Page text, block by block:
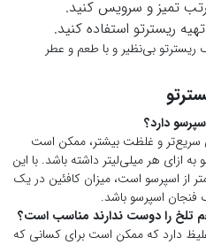
ازای هر میلی‌لیتر داشته باشد. با این
اسپرسو است، میزان کافئین در یک
اسپرسو باشد.
تلخ را دوست ندارند مناسب است؟
دارد که ممکن است برای کسانی که
مناسب نباشد. اگر طعم تلخ و غلیظ
امتحان کنید.
قهوه هستید، ریسترتو گزینه‌ای
متمرکز و شدت بیشتر نسبت به
شما فراهم می‌آورد.